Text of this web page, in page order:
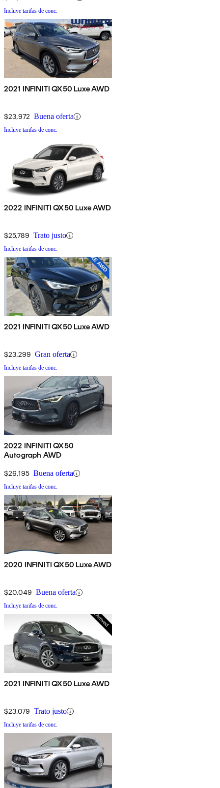
Incluye tarifas de conc.
2021 INFINITI QX50 Luxe AWD
$23,972 Buena oferta
Incluye tarifas de conc.
2022 INFINITI QX50 Luxe AWD
$25,789 Trato justo
Incluye tarifas de conc.
2021 INFINITI QX50 Luxe AWD
$23,299 Gran oferta
Incluye tarifas de conc.
2022 INFINITI QX50
Autograph AWD
$26,195 Buena oferta
Incluye tarifas de conc.
2020 INFINITI QX50 Luxe AWD
$20,049 Buena oferta
Incluye tarifas de conc.
2021 INFINITI QX50 Luxe AWD
$23,079 Trato justo
Incluye tarifas de conc.